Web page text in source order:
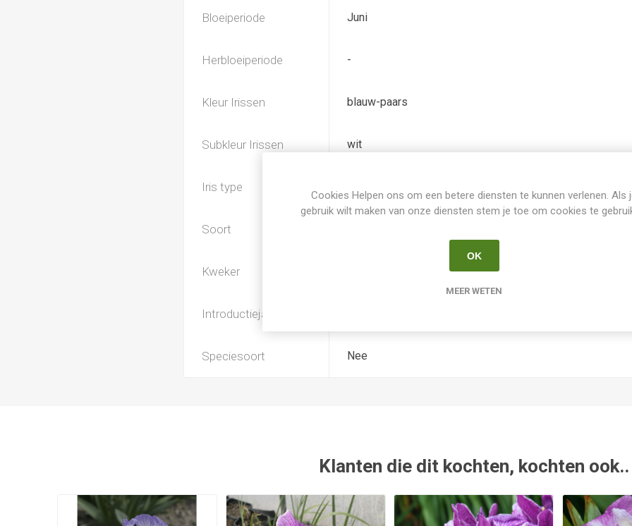
Bloeiperiode Juni
Herbloeiperiode -
Kleur Irissen blauw-paars
Subkleur Irissen wit
Iris type
Soort
Kweker
Introductiejaar
Speciesoort Nee
Klanten die dit kochten, kochten ook..
Cookies Helpen ons om een betere diensten te kunnen verlenen. Als
gebruik wilt maken van onze diensten stem je toe om cookies te
OK
MEER WETEN